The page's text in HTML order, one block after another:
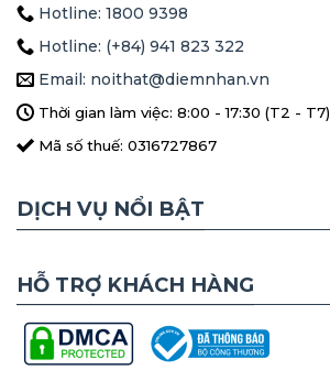
Hotline: 1800 9398
Hotline: (+84) 941 823 322
Email: noithat@diemnhan.vn
Thời gian làm việc: 8:00 - 17:30 (T2 - T7)
Mã số thuế: 0316727867
DỊCH VỤ NỔI BẬT
HỖ TRỢ KHÁCH HÀNG